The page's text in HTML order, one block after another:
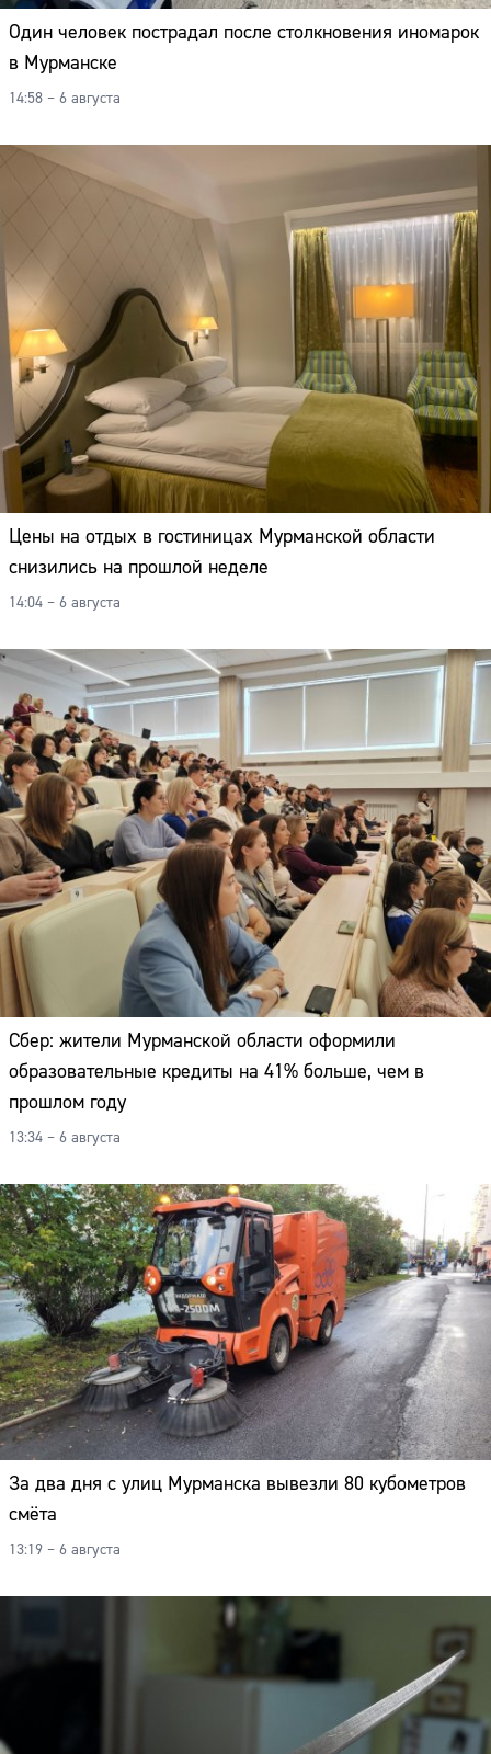
Один человек пострадал после столкновения иномарок
в Мурманске
14:58 – 6 августа
Цены на отдых в гостиницах Мурманской области
снизились на прошлой неделе
14:04 – 6 августа
Сбер: жители Мурманской области оформили
образовательные кредиты на 41% больше, чем в
прошлом году
13:34 – 6 августа
За два дня с улиц Мурманска вывезли 80 кубометров
смёта
13:19 – 6 августа